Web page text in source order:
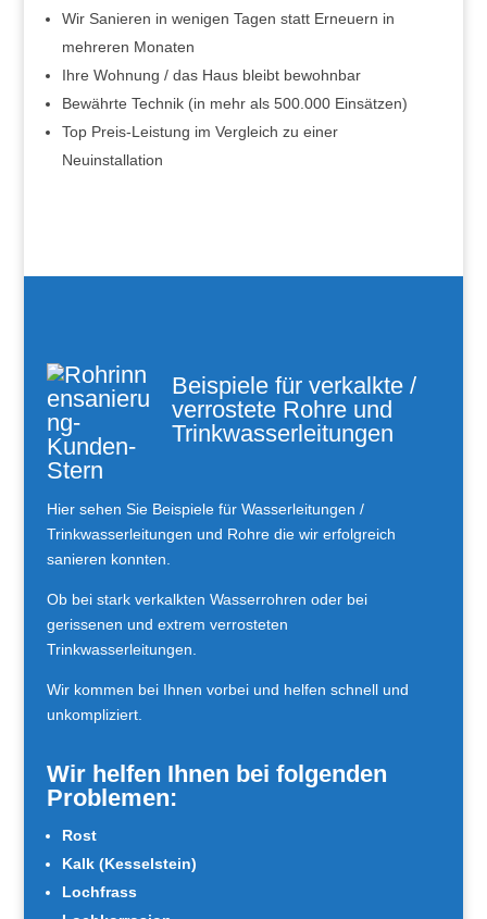
Wir Sanieren in wenigen Tagen statt Erneuern in
mehreren Monaten
Ihre Wohnung / das Haus bleibt bewohnbar
Bewährte Technik (in mehr als 500.000 Einsätzen)
Top Preis-Leistung im Vergleich zu einer
Neuinstallation
Beispiele für verkalkte /
verrostete Rohre und
Trinkwasserleitungen
Hier sehen Sie Beispiele für Wasserleitungen /
Trinkwasserleitungen und Rohre die wir erfolgreich
sanieren konnten.
Ob bei stark verkalkten Wasserrohren oder bei
gerissenen und extrem verrosteten
Trinkwasserleitungen.
Wir kommen bei Ihnen vorbei und helfen schnell und
unkompliziert.
Wir helfen Ihnen bei folgenden
Problemen:
Rost
Kalk (Kesselstein)
Lochfrass